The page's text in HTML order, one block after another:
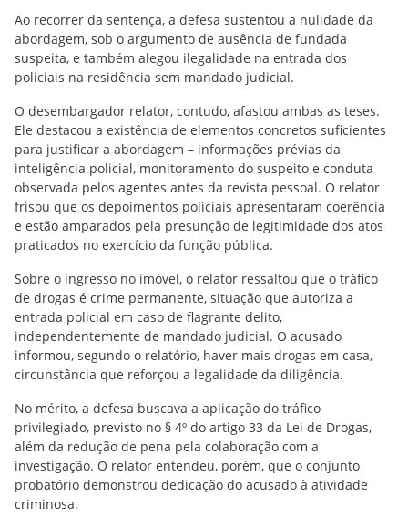
Ao recorrer da sentença, a defesa sustentou a nulidade da
abordagem, sob o argumento de ausência de fundada
suspeita, e também alegou ilegalidade na entrada dos
policiais na residência sem mandado judicial.
O desembargador relator, contudo, afastou ambas as teses.
Ele destacou a existência de elementos concretos suficientes
para justificar a abordagem – informações prévias da
inteligência policial, monitoramento do suspeito e conduta
observada pelos agentes antes da revista pessoal. O relator
frisou que os depoimentos policiais apresentaram coerência
e estão amparados pela presunção de legitimidade dos atos
praticados no exercício da função pública.
Sobre o ingresso no imóvel, o relator ressaltou que o tráfico
de drogas é crime permanente, situação que autoriza a
entrada policial em caso de flagrante delito,
independentemente de mandado judicial. O acusado
informou, segundo o relatório, haver mais drogas em casa,
circunstância que reforçou a legalidade da diligência.
No mérito, a defesa buscava a aplicação do tráfico
privilegiado, previsto no § 4º do artigo 33 da Lei de Drogas,
além da redução de pena pela colaboração com a
investigação. O relator entendeu, porém, que o conjunto
probatório demonstrou dedicação do acusado à atividade
criminosa.